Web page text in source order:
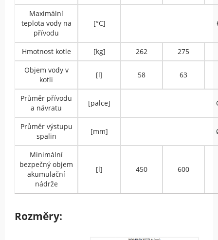
Maximální
teplota vody na
přívodu
[°C]
Hmotnost kotle [kg] 262
275
Objem vody v
kotli
[l] 58 63
Průměr přívodu
a návratu
[palce]
Průměr výstupu
spalin
[mm]
Minimální
bezpečný objem
akumulační
nádrže
[l] 450 600
Rozměry: